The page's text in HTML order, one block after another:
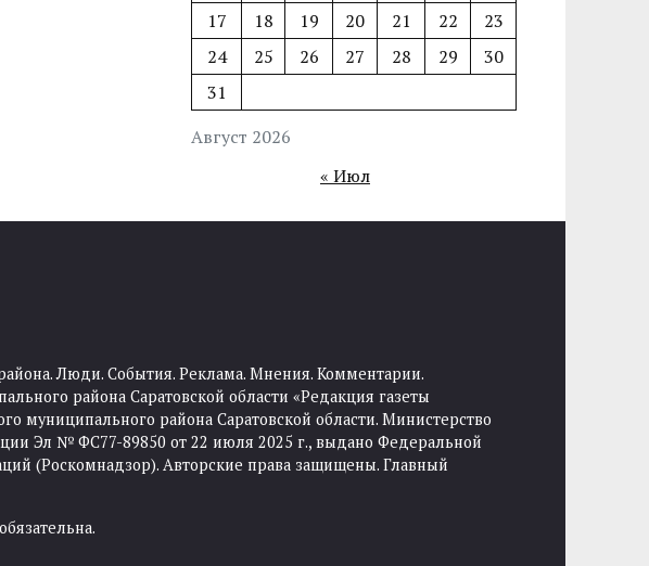
Август 2026
17
18 19 20 21 22
23
24
25 26 27 28 29
30
31
« Июл
Люди. События. Реклама. Мнения. Комментарии.
района Саратовской области «Редакция газеты
муниципального района Саратовской области. Министерство
Эл № ФС77-89850 от 22 июля 2025 г., выдано Федеральной
(Роскомнадзор). Авторские права защищены. Главный